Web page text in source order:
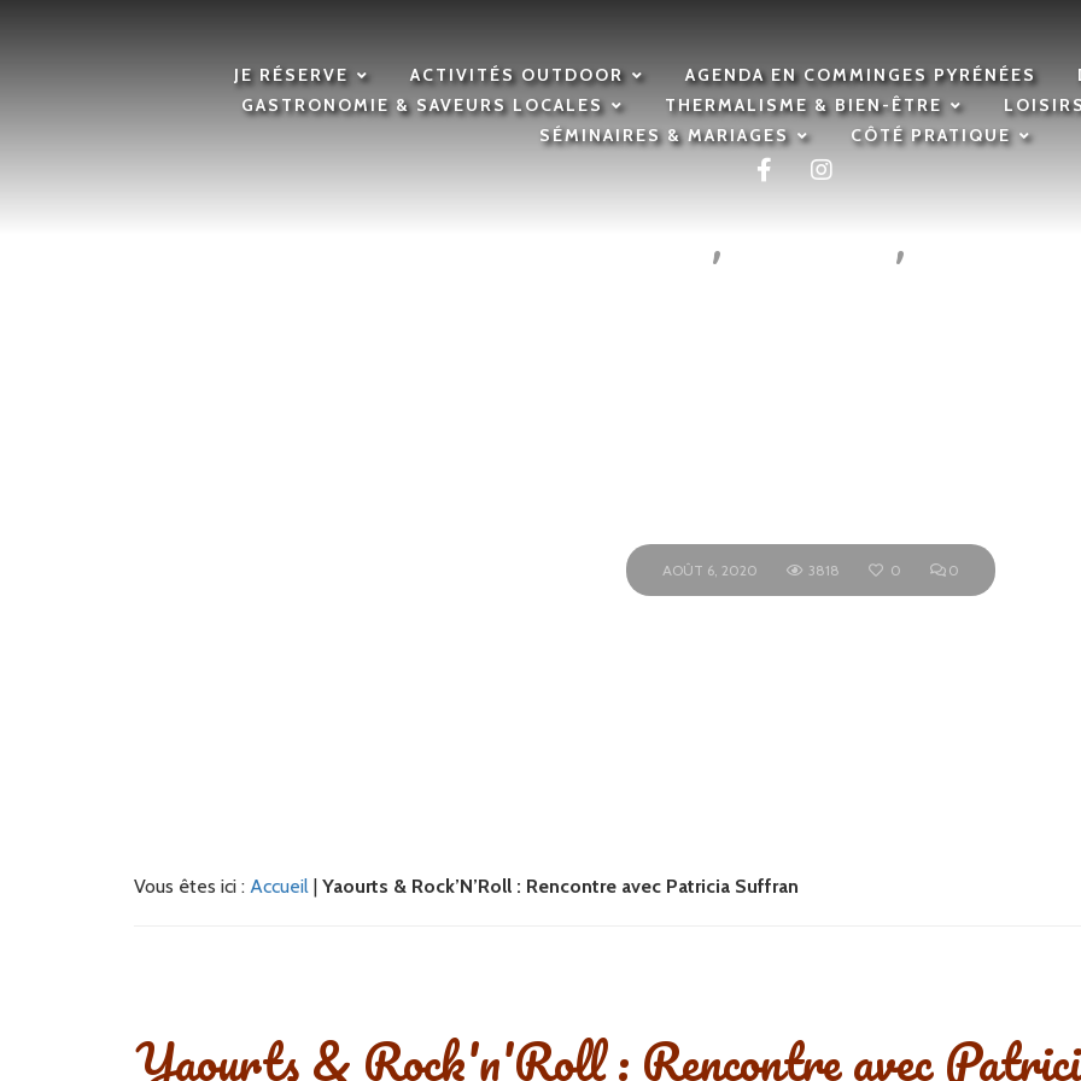
JE RÉSERVE ACTIVITÉS OUTDOOR AGENDA EN COMMINGES PYRÉNÉES
GASTRONOMIE & SAVEURS LOCALES
THERMALISME & BIEN-ÊTRE
SÉMINAIRES & MARIAGES
CÔTÉ PRATIQUE
, ,
AOÛT 6, 2020 3818 0 0
Vous êtes ici : Accueil | Yaourts & Rock’N’Roll : Rencontre avec Patricia Suffran
Yaourts & Rock'n'Roll : Rencontre avec